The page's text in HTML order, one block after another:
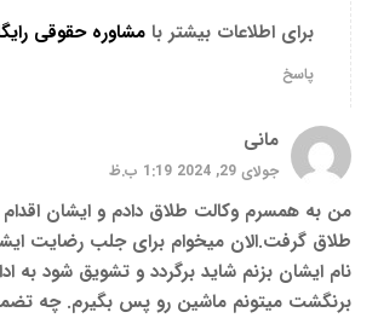
برای اطلاعات بیشتر بامشاوره حقوقی
پاسخ
مانی
جولای 29, 2024 1:19 ب.ظ
من به همسرم وکالت طلاق دادم و ایشان
طلاق گرفت.الان میخوام برای جلب رضایت
نام ایشان بزنم شاید برگردد و تشویق شود به
برنگشت میتونم ماشین رو پس بگیرم. چه